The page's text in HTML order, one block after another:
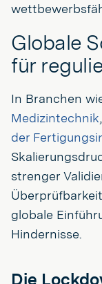
Globale
für
In Branchen
Medizintechnik,
der
strenger
globale
Hindernisse.
Die